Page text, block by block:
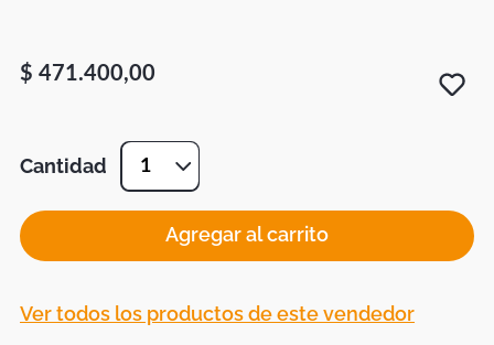
$ 471.400,00
Cantidad 1
Agregar al carrito
Ver todos los productos de este vendedor